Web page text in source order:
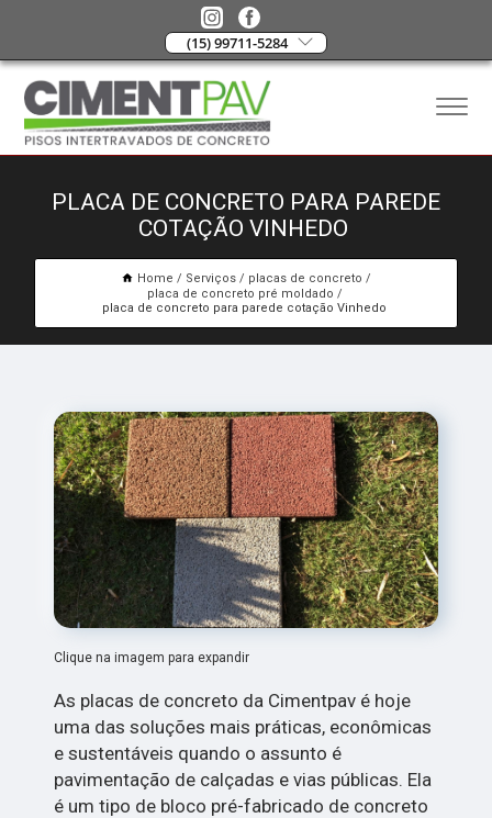
(15) 99711-5284
PLACA DE CONCRETO PARA PAREDE
COTAÇÃO VINHEDO
Home Serviços
placas de concreto
placa de concreto pré moldado
placa de concreto para parede cotação Vinhedo
Clique na imagem para expandir
As placas de concreto da Cimentpav é hoje
uma das soluções mais práticas, econômicas
e sustentáveis quando o assunto é
pavimentação de calçadas e vias públicas. Ela
é um tipo de bloco pré-fabricado de concreto